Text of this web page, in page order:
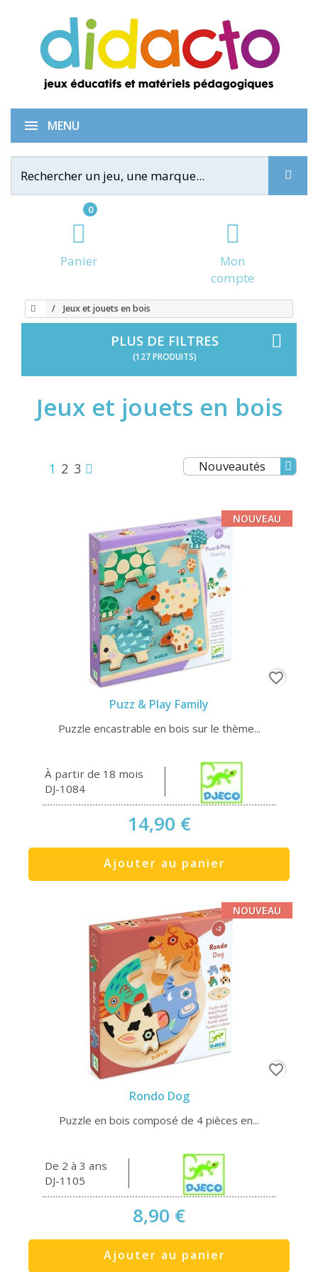
0
Panier
Mon
compte
MENU
Jeux et jouets en bois
PLUS DE FILTRES
(127 PRODUITS)
Jeux et jouets en bois
1 2 3 Nouveautés
Puzz & Play Family
Puzzle encastrable en bois sur le thème...
À partir de 18 mois
DJ-1084
14,90 €
Ajouter au panier
NOUVEAU
favorite_border
Rondo Dog
Puzzle en bois composé de 4 pièces en...
De 2 à 3 ans
DJ-1105
8,90 €
Ajouter au panier
NOUVEAU
favorite_border